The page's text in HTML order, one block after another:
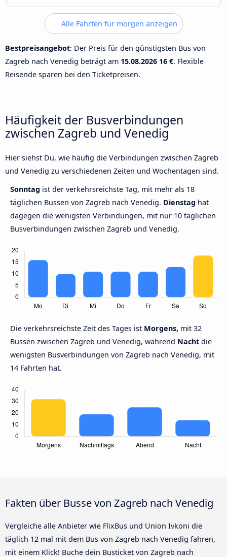
Alle Fahrten für morgen anzeigen
Bestpreisangebot: Der Preis für den günstigsten Bus von
Zagreb nach Venedig beträgt am 15.08.2026 16 €. Flexible
Reisende sparen bei den Ticketpreisen.
Häufigkeit der Busverbindungen
zwischen Zagreb und Venedig
Hier siehst Du, wie häufig die Verbindungen zwischen Zagreb
und Venedig zu verschiedenen Zeiten und Wochentagen sind.
Sonntag ist der verkehrsreichste Tag, mit mehr als 18
täglichen Bussen von Zagreb nach Venedig. Dienstag hat
dagegen die wenigsten Verbindungen, mit nur 10 täglichen
Busverbindungen zwischen Zagreb und Venedig.
Die verkehrsreichste Zeit des Tages ist Morgens, mit 32
Bussen zwischen Zagreb und Venedig, während Nacht die
wenigsten Busverbindungen von Zagreb nach Venedig, mit
14 Fahrten hat.
Fakten über Busse von Zagreb nach Venedig
Vergleiche alle Anbieter wie FlixBus und Union Ivkoni die
täglich 12 mal mit dem Bus von Zagreb nach Venedig fahren,
mit einem Klick! Buche dein Busticket von Zagreb nach